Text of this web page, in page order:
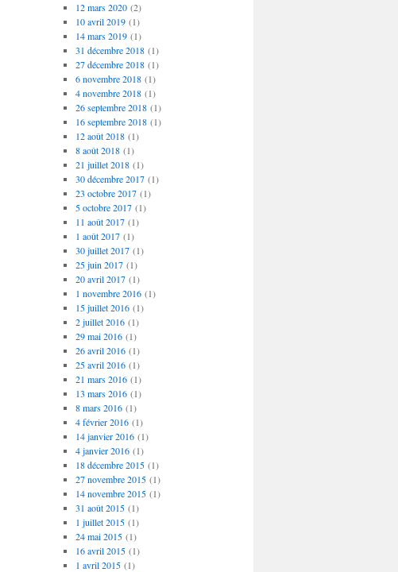
12 mars 2020(2)
10 avril 2019(1)
14 mars 2019(1)
31 décembre 2018(1)
27 décembre 2018(1)
6 novembre 2018(1)
4 novembre 2018(1)
26 septembre 2018(1)
16 septembre 2018(1)
12 août 2018(1)
8 août 2018(1)
21 juillet 2018(1)
30 décembre 2017(1)
23 octobre 2017(1)
5 octobre 2017(1)
11 août 2017(1)
1 août 2017(1)
30 juillet 2017(1)
25 juin 2017(1)
20 avril 2017(1)
1 novembre 2016(1)
15 juillet 2016(1)
2 juillet 2016(1)
29 mai 2016(1)
26 avril 2016(1)
25 avril 2016(1)
21 mars 2016(1)
13 mars 2016(1)
8 mars 2016(1)
4 février 2016(1)
14 janvier 2016(1)
4 janvier 2016(1)
18 décembre 2015(1)
27 novembre 2015(1)
14 novembre 2015(1)
31 août 2015(1)
1 juillet 2015(1)
24 mai 2015(1)
16 avril 2015(1)
1 avril 2015(1)